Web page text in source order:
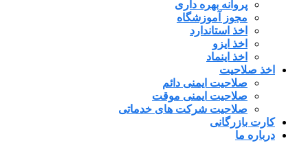
پروانه بهره داری
مجوز آموزشگاه
اخذ استاندارد
اخذ ایزو
اخذ اینماد
اخذ صلاحیت
صلاحیت ایمنی دائم
صلاحیت ایمنی موقت
صلاحیت شرکت های خدماتی
کارت بازرگانی
درباره ما